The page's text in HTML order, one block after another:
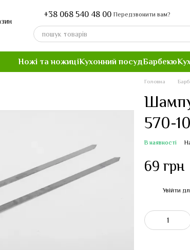
+38 068 540 48 00 Передзвонити вам?
Ножі та ножиціКухонний посудБарбекю
Головна
570-
В наявності
69 грн
Увійти